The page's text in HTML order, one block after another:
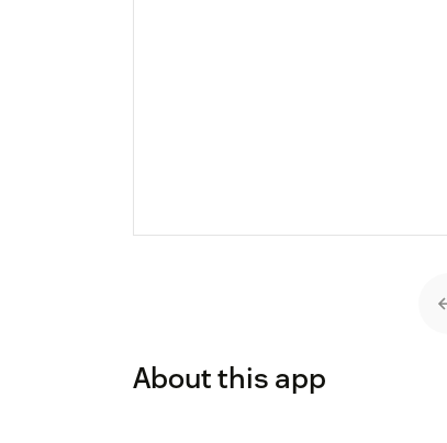
About this app